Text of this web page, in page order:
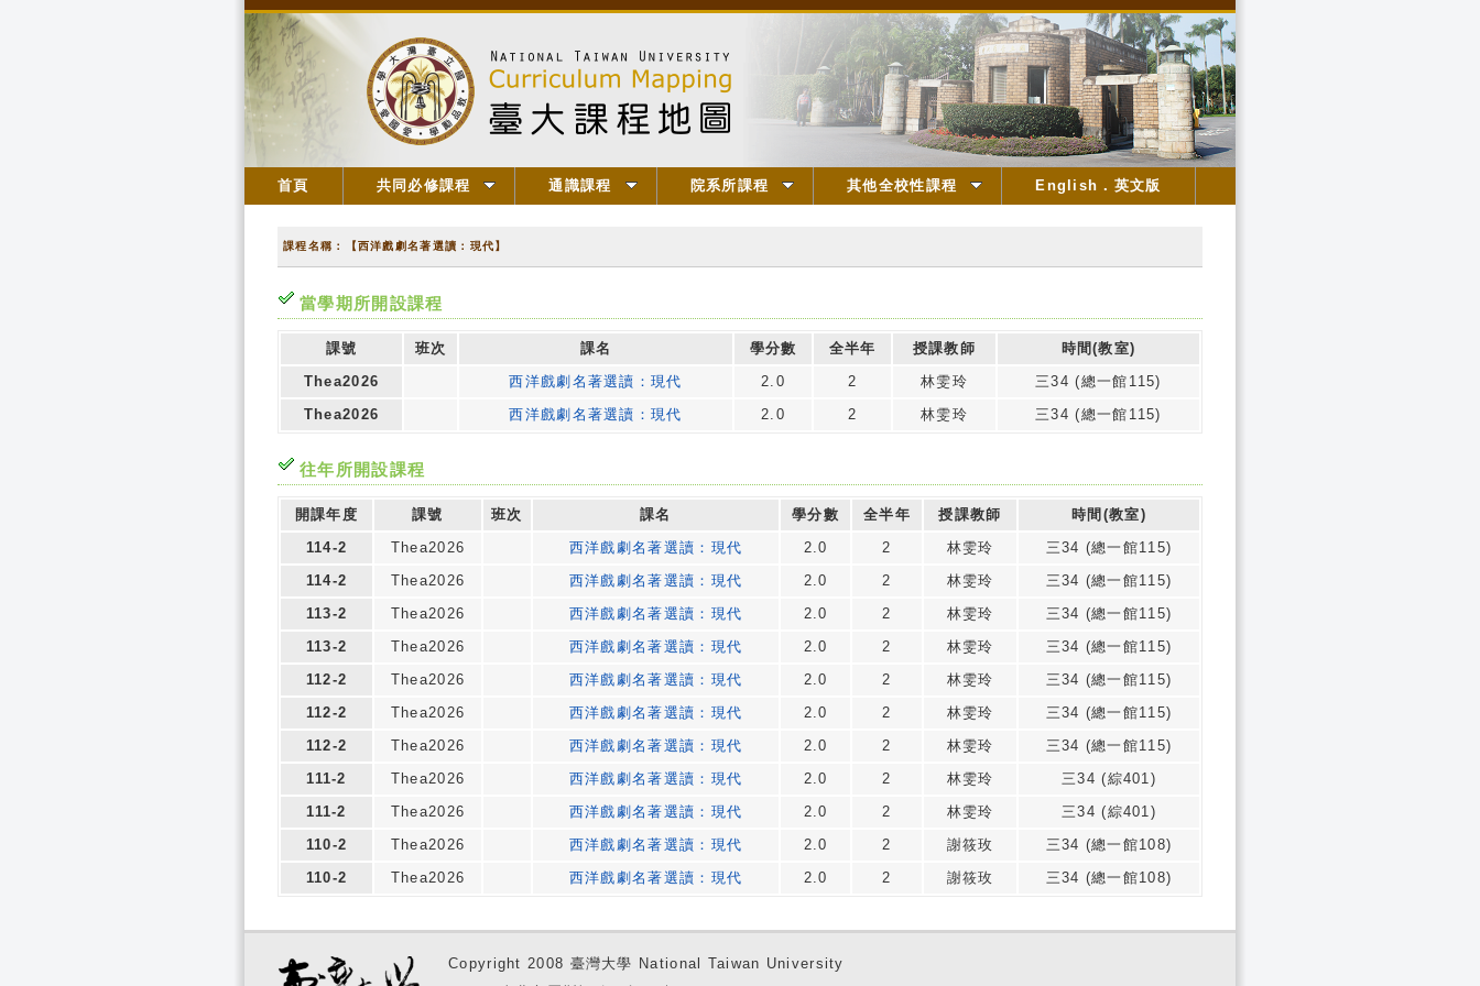
首頁 共同必修課程 通識課程 院系所課程 其他全校性課程 English．英文版
課程名稱：【西洋戲劇名著選讀：現代】
當學期所開設課程
課號 班次 課名 學分數 全半年 授課教師
時間(教室)
Thea2026
西洋戲劇名著選讀：現代 2.0 2 林雯玲
三34 (總一館115)
Thea2026
西洋戲劇名著選讀：現代 2.0 2 林雯玲 三34 (總一館115)
往年所開設課程
開課年度 課號 班次 課名 學分數 全半年 授課教師
時間(教室)
114-2
Thea2026 西洋戲劇名著選讀：現代 2.0 2 林雯玲
三34 (總一館115)
114-2
Thea2026 西洋戲劇名著選讀：現代 2.0 2 林雯玲
三34 (總一館115)
113-2
Thea2026 西洋戲劇名著選讀：現代 2.0 2 林雯玲
三34 (總一館115)
113-2
Thea2026 西洋戲劇名著選讀：現代 2.0 2 林雯玲
三34 (總一館115)
112-2
Thea2026 西洋戲劇名著選讀：現代 2.0 2 林雯玲
三34 (總一館115)
112-2
Thea2026 西洋戲劇名著選讀：現代 2.0 2 林雯玲
三34 (總一館115)
112-2
Thea2026 西洋戲劇名著選讀：現代 2.0 2 林雯玲
三34 (總一館115)
111-2
Thea2026 西洋戲劇名著選讀：現代 2.0 2 林雯玲
三34 (綜401)
111-2
Thea2026 西洋戲劇名著選讀：現代 2.0 2 林雯玲
三34 (綜401)
110-2
Thea2026 西洋戲劇名著選讀：現代 2.0 2 謝筱玫
三34 (總一館108)
110-2
Thea2026 西洋戲劇名著選讀：現代 2.0 2 謝筱玫 三34 (總一館108)
Copyright 2008 臺灣大學 National Taiwan University